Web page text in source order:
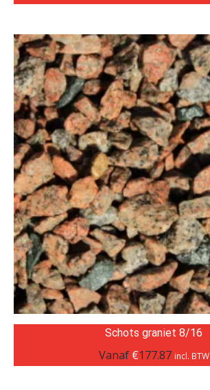
Schots graniet 8/16
Vanaf €177.87 incl. BTW